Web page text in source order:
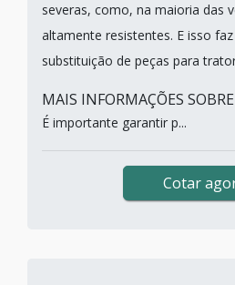
severas, como, na maioria das
altamente resistentes. E isso
substituição de peças para
MAIS INFORMAÇÕES
É importante garantir p...
Cotar